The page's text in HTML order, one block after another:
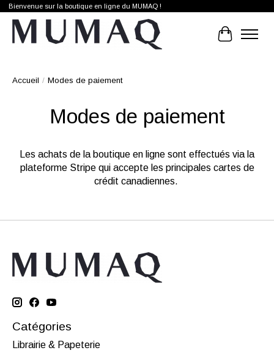
Bienvenue sur la boutique en ligne du MUMAQ !
Panier
Accueil / Modes de paiement
Modes de paiement
Les achats de la boutique en ligne sont effectués via la
plateforme Stripe qui accepte les principales cartes de
crédit canadiennes.
Catégories
Librairie & Papeterie